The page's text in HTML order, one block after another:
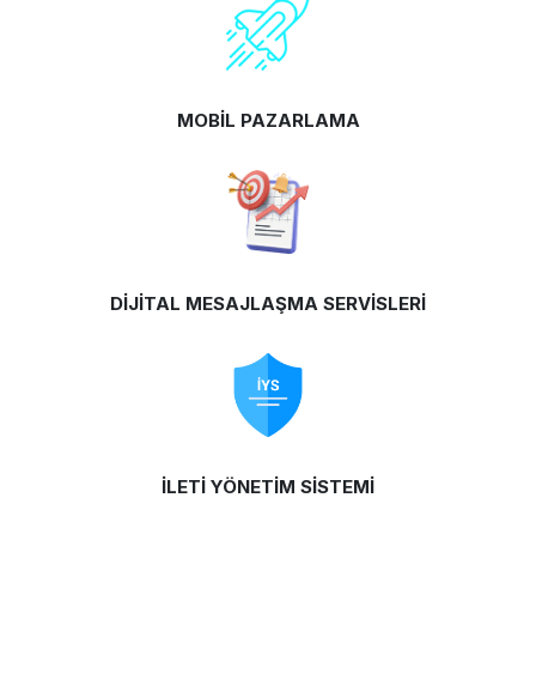
MOBİL PAZARLAMA
DİJİTAL MESAJLAŞMA SERVİSLERİ
İLETİ YÖNETİM SİSTEMİ